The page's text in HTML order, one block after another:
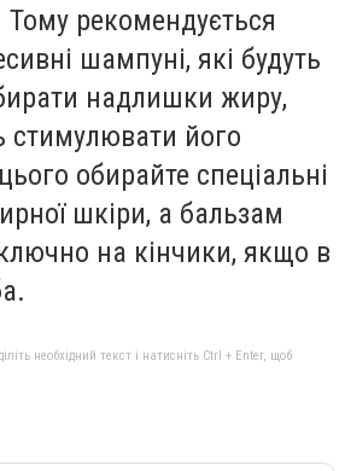
рекомендується
шампуні, які будуть
надлишки жиру,
стимулювати його
обирайте спеціальні
шкіри, а бальзам
на кінчики, якщо в
необхідний текст і натисніть Ctrl + Enter, щоб